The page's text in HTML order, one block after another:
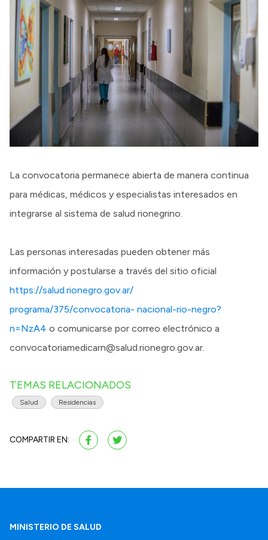
La convocatoria permanece abierta de manera continua
para médicas, médicos y especialistas interesados en
integrarse al sistema de salud rionegrino.
Las personas interesadas pueden obtener más
información y postularse a través del sitio oficial
https://salud.rionegro.gov.ar/
programa/375/convocatoria- nacional-rio-negro?
n=NzA4 o comunicarse por correo electrónico a
convocatoriamedicarn@salud.rionegro.gov.ar.
TEMAS RELACIONADOS
Salud Residencias
COMPARTIR EN:
MINISTERIO DE SALUD